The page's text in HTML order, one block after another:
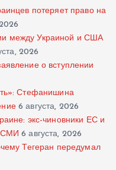
потеряет право на
между Украиной и США
2026
о вступлении
Стефанишина
6 августа, 2026
экс-чиновники ЕС и
СМИ 6 августа, 2026
Тегеран передумал